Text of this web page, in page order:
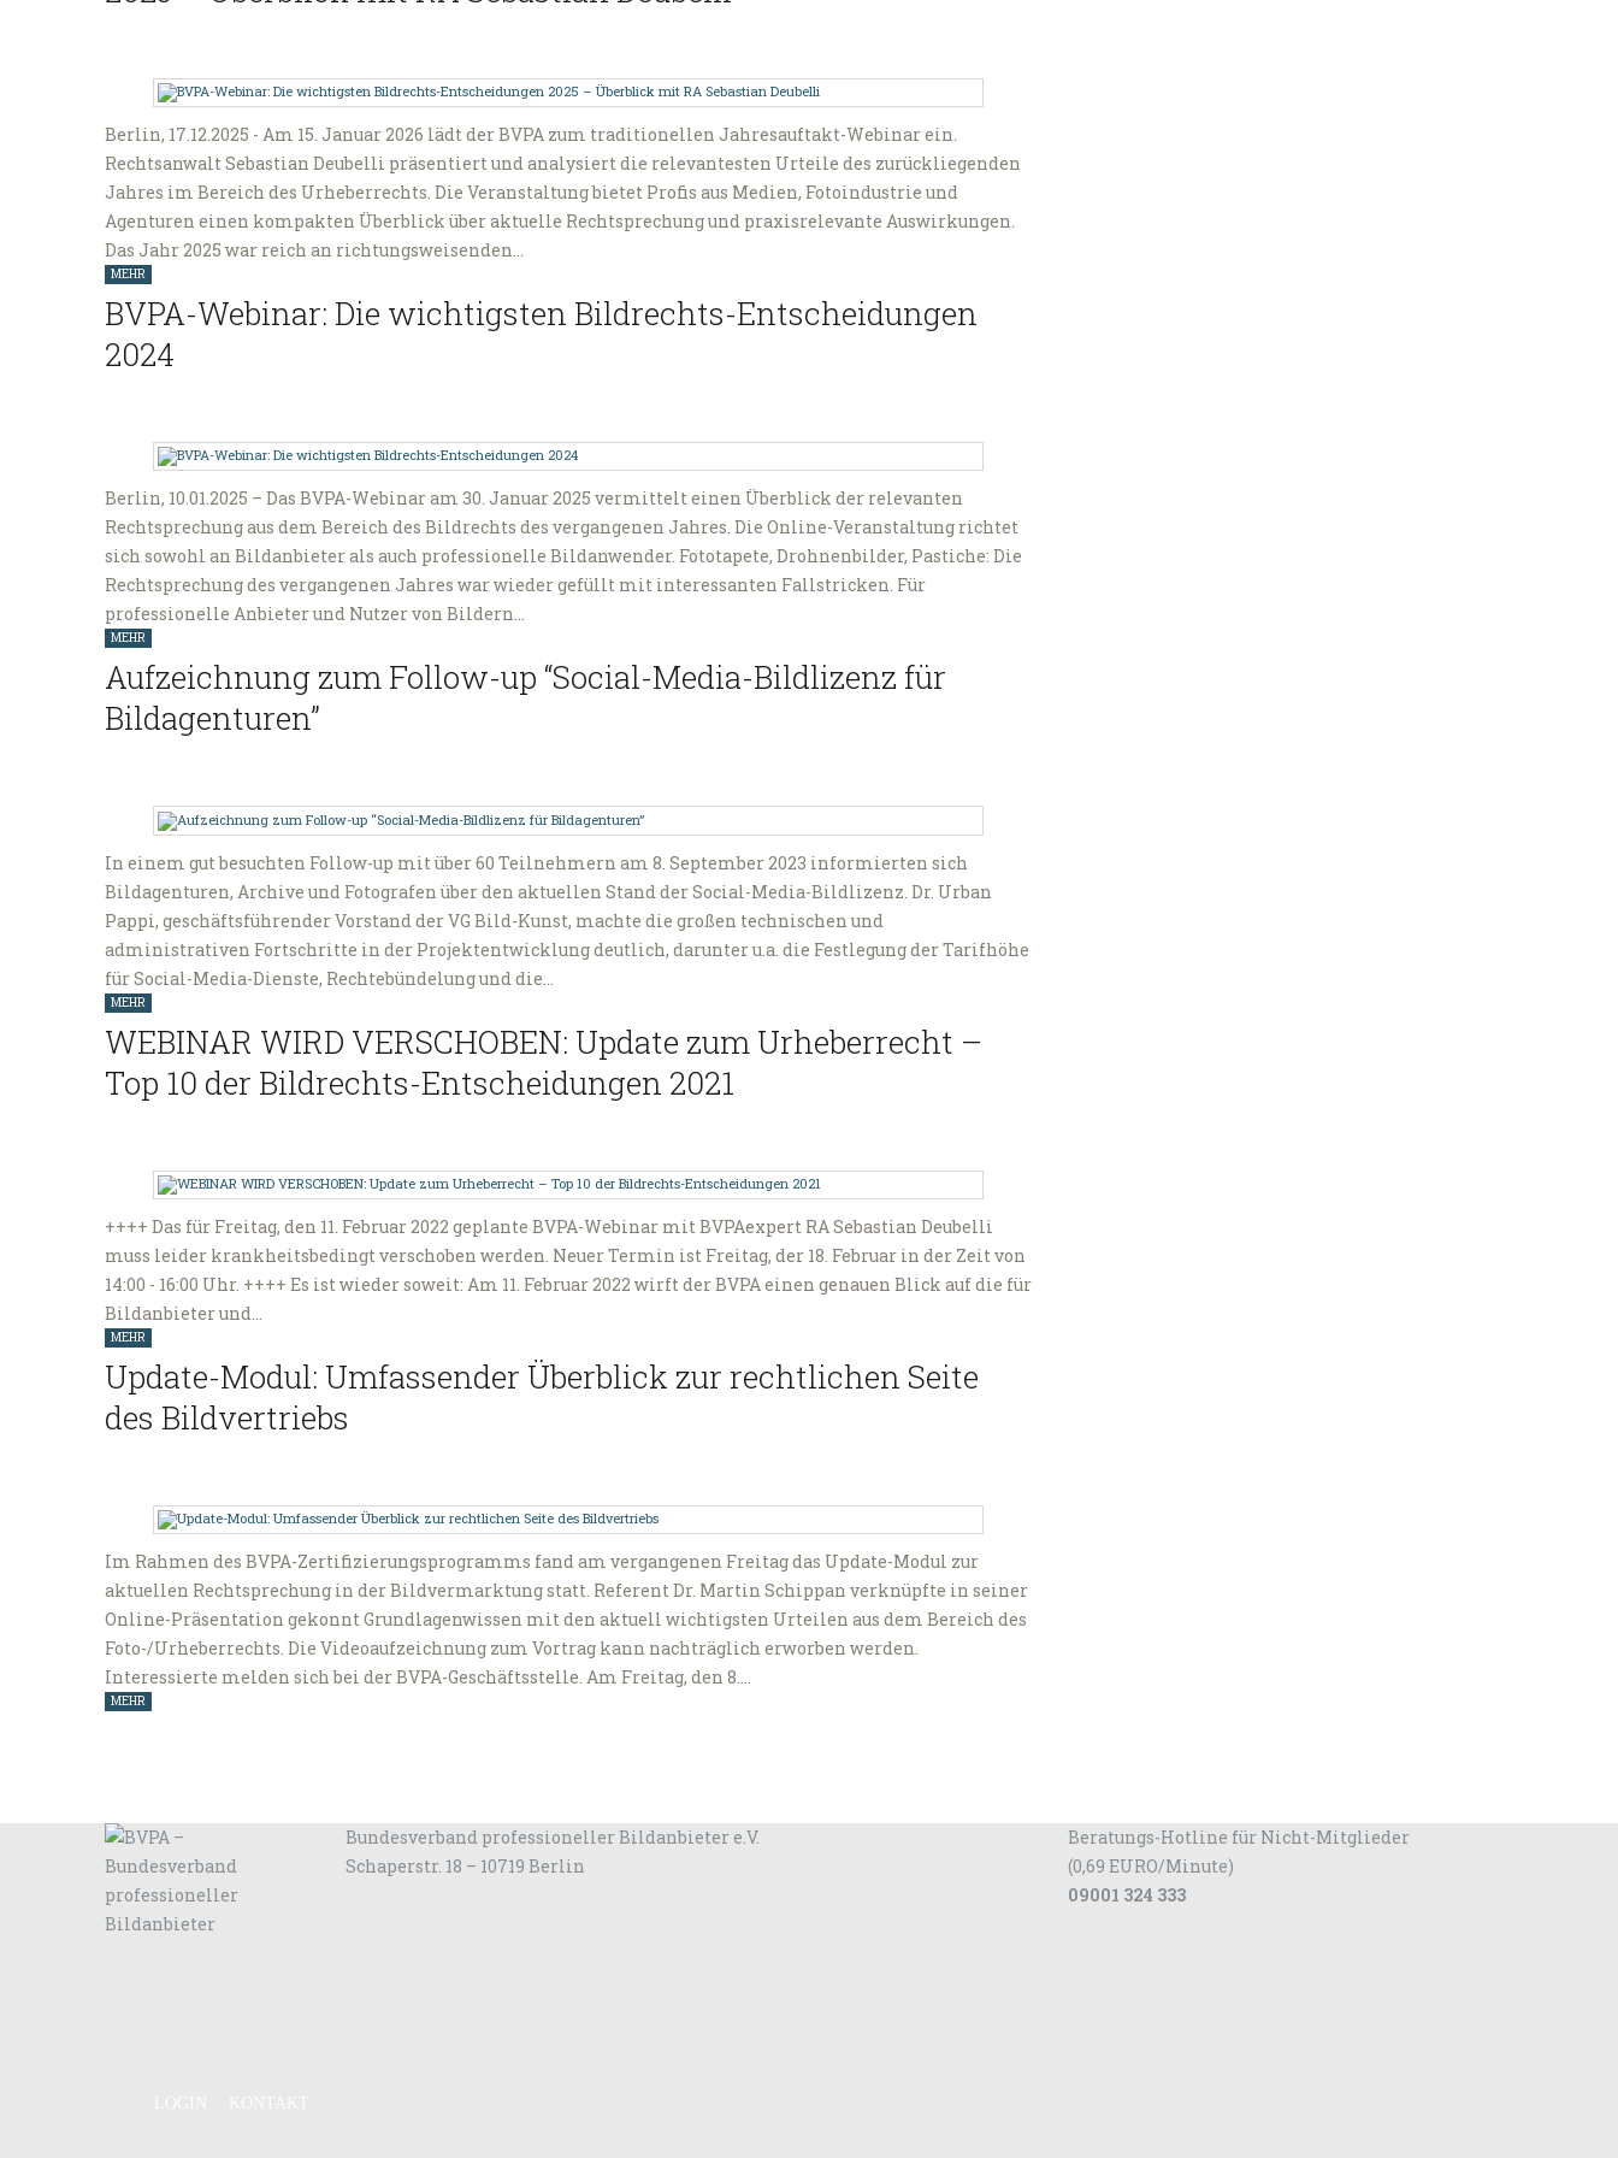
Berlin, 17.12.2025 - Am 15. Januar 2026 lädt der BVPA zum traditionellen Jahresauftakt-Webinar ein.
Rechtsanwalt Sebastian Deubelli präsentiert und analysiert die relevantesten Urteile des zurückliegenden
Jahres im Bereich des Urheberrechts. Die Veranstaltung bietet Profis aus Medien, Fotoindustrie und
Agenturen einen kompakten Überblick über aktuelle Rechtsprechung und praxisrelevante Auswirkungen.
Das Jahr 2025 war reich an richtungsweisenden…
MEHR
BVPA-Webinar: Die wichtigsten Bildrechts-Entscheidungen
2024
Berlin, 10.01.2025 – Das BVPA-Webinar am 30. Januar 2025 vermittelt einen Überblick der relevanten
Rechtsprechung aus dem Bereich des Bildrechts des vergangenen Jahres. Die Online-Veranstaltung richtet
sich sowohl an Bildanbieter als auch professionelle Bildanwender. Fototapete, Drohnenbilder, Pastiche: Die
Rechtsprechung des vergangenen Jahres war wieder gefüllt mit interessanten Fallstricken. Für
professionelle Anbieter und Nutzer von Bildern…
MEHR
Aufzeichnung zum Follow-up “Social-Media-Bildlizenz für
Bildagenturen”
In einem gut besuchten Follow-up mit über 60 Teilnehmern am 8. September 2023 informierten sich
Bildagenturen, Archive und Fotografen über den aktuellen Stand der Social-Media-Bildlizenz. Dr. Urban
Pappi, geschäftsführender Vorstand der VG Bild-Kunst, machte die großen technischen und
administrativen Fortschritte in der Projektentwicklung deutlich, darunter u.a. die Festlegung der Tarifhöhe
für Social-Media-Dienste, Rechtebündelung und die…
MEHR
WEBINAR WIRD VERSCHOBEN: Update zum Urheberrecht –
Top 10 der Bildrechts-Entscheidungen 2021
++++ Das für Freitag, den 11. Februar 2022 geplante BVPA-Webinar mit BVPAexpert RA Sebastian Deubelli
muss leider krankheitsbedingt verschoben werden. Neuer Termin ist Freitag, der 18. Februar in der Zeit von
14:00 - 16:00 Uhr. ++++ Es ist wieder soweit: Am 11. Februar 2022 wirft der BVPA einen genauen Blick auf die für
Bildanbieter und…
MEHR
Update-Modul: Umfassender Überblick zur rechtlichen Seite
des Bildvertriebs
Im Rahmen des BVPA-Zertifizierungsprogramms fand am vergangenen Freitag das Update-Modul zur
aktuellen Rechtsprechung in der Bildvermarktung statt. Referent Dr. Martin Schippan verknüpfte in seiner
Online-Präsentation gekonnt Grundlagenwissen mit den aktuell wichtigsten Urteilen aus dem Bereich des
Foto-/Urheberrechts. Die Videoaufzeichnung zum Vortrag kann nachträglich erworben werden.
Interessierte melden sich bei der BVPA-Geschäftsstelle. Am Freitag, den 8.…
MEHR
Bundesverband professioneller Bildanbieter e.V.
Schaperstr. 18 – 10719 Berlin
Beratungs-Hotline für Nicht-Mitglieder
(0,69 EURO/Minute)
09001 324 333